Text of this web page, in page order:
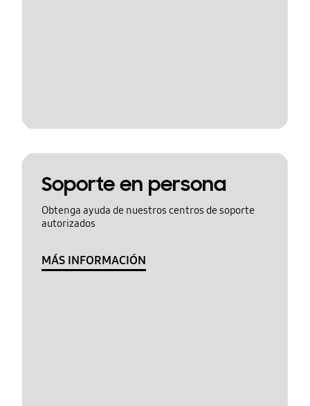
Soporte en persona
Obtenga ayuda de nuestros centros de soporte
autorizados
MÁS INFORMACIÓN